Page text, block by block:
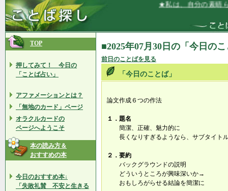
★私は、自分の素晴ら
TOP
押してみて！ 今日の
「ことば占い」
アファメーションとは？
「無地のカード」ページ
オラクルカードの
ページへようこそ
本の読み方＆
おすすめの本
今日のおすすめ本↓
「失敗礼賛 不安と生きる
■2025年07月30日の「今日の
前日のことばを見る
「今日のことば」
論文作成６つの作法
１．題名
簡潔、正確、魅力的に
長くなりすぎるようなら、サブタイト
２．要約
バックグラウンドの説明
どういうところが興味深いか→
おもしろがらせる結論を簡潔に